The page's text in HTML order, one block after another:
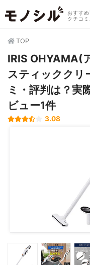
おすす
クチコ
TOP
IRIS OHYAMA(
スティッククリ
ミ・評判は？実
ビュー1件
3.08